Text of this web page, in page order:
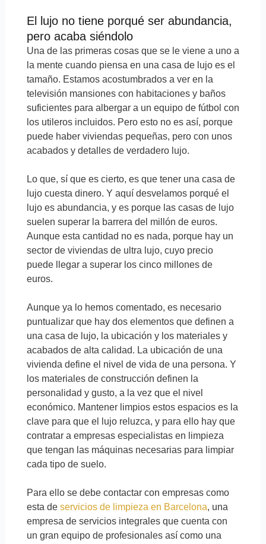
El lujo no tiene porqué ser abundancia,
pero acaba siéndolo
Una de las primeras cosas que se le viene a uno a
la mente cuando piensa en una casa de lujo es el
tamaño. Estamos acostumbrados a ver en la
televisión mansiones con habitaciones y baños
suficientes para albergar a un equipo de fútbol con
los utileros incluidos. Pero esto no es así, porque
puede haber viviendas pequeñas, pero con unos
acabados y detalles de verdadero lujo.
Lo que, sí que es cierto, es que tener una casa de
lujo cuesta dinero. Y aquí desvelamos porqué el
lujo es abundancia, y es porque las casas de lujo
suelen superar la barrera del millón de euros.
Aunque esta cantidad no es nada, porque hay un
sector de viviendas de ultra lujo, cuyo precio
puede llegar a superar los cinco millones de
euros.
Aunque ya lo hemos comentado, es necesario
puntualizar que hay dos elementos que definen a
una casa de lujo, la ubicación y los materiales y
acabados de alta calidad. La ubicación de una
vivienda define el nivel de vida de una persona. Y
los materiales de construcción definen la
personalidad y gusto, a la vez que el nivel
económico. Mantener limpios estos espacios es la
clave para que el lujo reluzca, y para ello hay que
contratar a empresas especialistas en limpieza
que tengan las máquinas necesarias para limpiar
cada tipo de suelo.
Para ello se debe contactar con empresas como
esta de servicios de limpieza en Barcelona, una
empresa de servicios integrales que cuenta con
un gran equipo de profesionales así como una